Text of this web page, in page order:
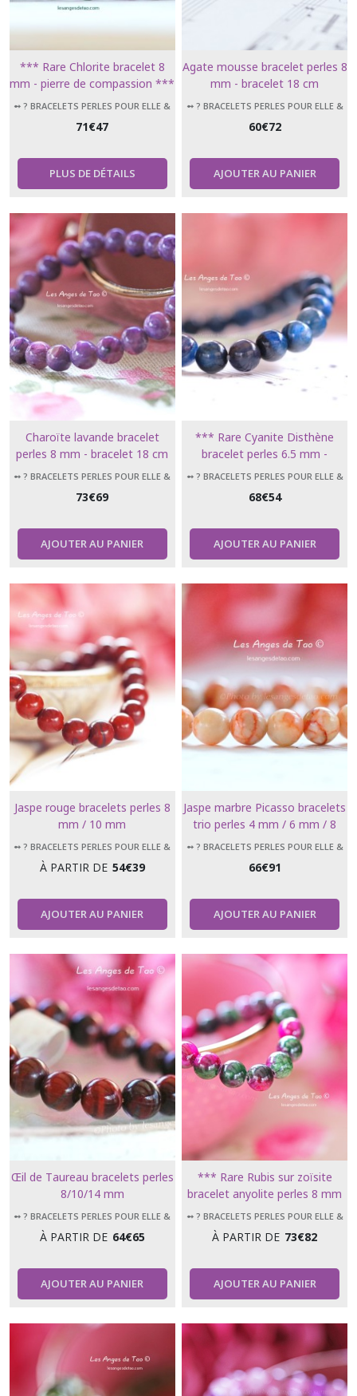
*** Rare Chlorite bracelet 8
mm - pierre de compassion ***
➻ ? BRACELETS PERLES POUR ELLE &
71€47
PLUS DE DÉTAILS
Agate mousse bracelet perles 8
mm - bracelet 18 cm
➻ ? BRACELETS PERLES POUR ELLE &
60€72
AJOUTER AU PANIER
Charoïte lavande bracelet
perles 8 mm - bracelet 18 cm
➻ ? BRACELETS PERLES POUR ELLE &
73€69
AJOUTER AU PANIER
*** Rare Cyanite Disthène
bracelet perles 6.5 mm -
bracelet taille 18 cm ***
➻ ? BRACELETS PERLES POUR ELLE &
68€54
AJOUTER AU PANIER
Jaspe rouge bracelets perles 8
mm / 10 mm
➻ ? BRACELETS PERLES POUR ELLE &
À PARTIR DE 54€39
AJOUTER AU PANIER
Jaspe marbre Picasso bracelets
trio perles 4 mm / 6 mm / 8
mm
➻ ? BRACELETS PERLES POUR ELLE &
66€91
AJOUTER AU PANIER
Œil de Taureau bracelets perles
8/10/14 mm
➻ ? BRACELETS PERLES POUR ELLE &
À PARTIR DE 64€65
AJOUTER AU PANIER
*** Rare Rubis sur zoïsite
bracelet anyolite perles 8 mm
et 10 mm ***
➻ ? BRACELETS PERLES POUR ELLE &
À PARTIR DE 73€82
AJOUTER AU PANIER